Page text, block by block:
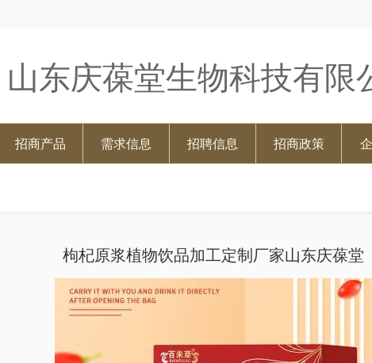
山东庆葆堂生物科技有限
招商产品 需求信息 招聘信息 招商政策
枸杞原浆植物饮品加工定制厂家山东庆葆堂